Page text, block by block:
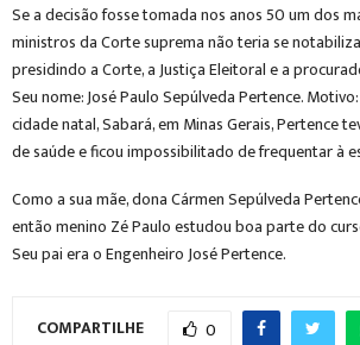
Se a decisão fosse tomada nos anos 50 um dos
ministros da Corte suprema não teria se
presidindo a Corte, a Justiça Eleitoral e a
Seu nome: José Paulo Sepúlveda Pertence.
cidade natal, Sabará, em Minas Gerais, Pertence
de saúde e ficou impossibilitado de frequentar à
Como a sua mãe, dona Cármen Sepúlveda
então menino Zé Paulo estudou boa parte do
Seu pai era o Engenheiro José Pertence.
COMPARTILHE 0